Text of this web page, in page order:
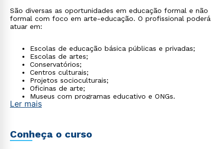
São diversas as oportunidades em educação formal e não
formal com foco em arte-educação. O profissional poderá
atuar em:
Escolas de educação básica públicas e privadas;
Escolas de artes;
Conservatórios;
Centros culturais;
Projetos socioculturais;
Oficinas de arte;
Museus com programas educativo e ONGs.
Ler mais
Conheça o curso